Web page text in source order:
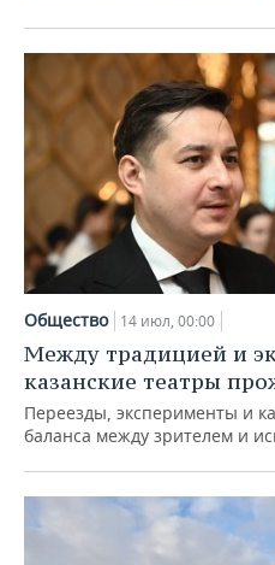
Общество 14 июл, 00:00
Между традицией и
казанские театры
Переезды, эксперименты и
баланса между зрителем и